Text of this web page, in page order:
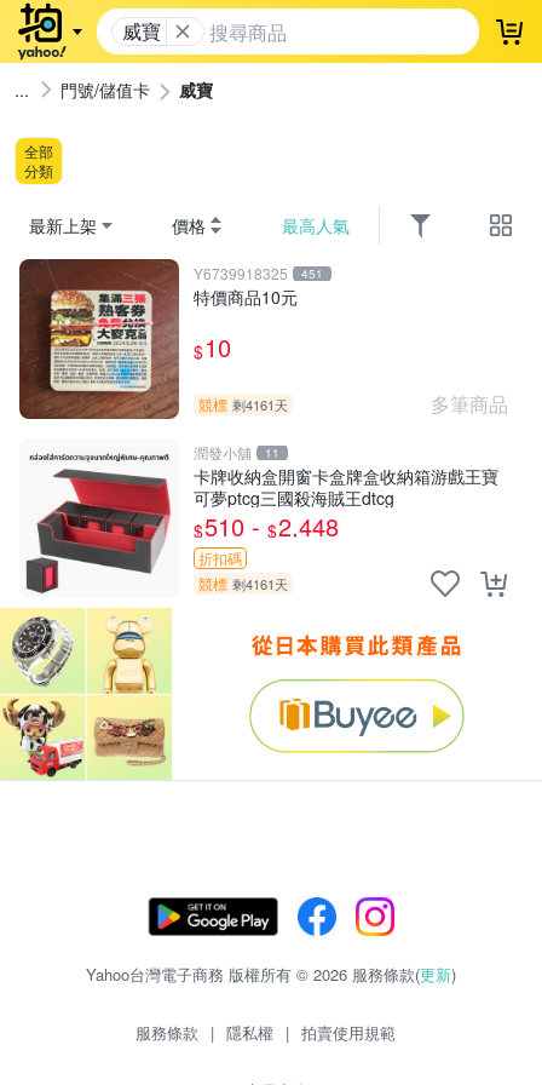
威寶 登
門號/儲值卡 威寶
全部
分類
最新上架 價格 最高人氣
Y6739918325 451
特價商品10元
$10
競標 剩4161天 多筆商品
潤發小舖 11
卡牌收納盒開窗卡盒牌盒收納箱游戲王寶
可夢ptcg三國殺海賊王dtcg
$510 - $2,448
折扣碼
競標 剩4161天
Yahoo台灣電子商務 版權所有 © 2026 服務條款(更新)
服務條款 | 隱私權 | 拍賣使用規範